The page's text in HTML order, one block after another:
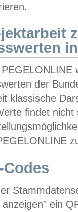
der
klassische
findet
Codes
anzeigen" ein